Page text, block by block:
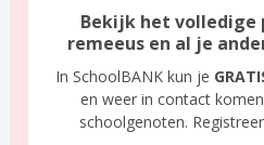
Bekijk het
remeeus en al je
In SchoolBANK kun je
en weer in contact
schoolgenoten.